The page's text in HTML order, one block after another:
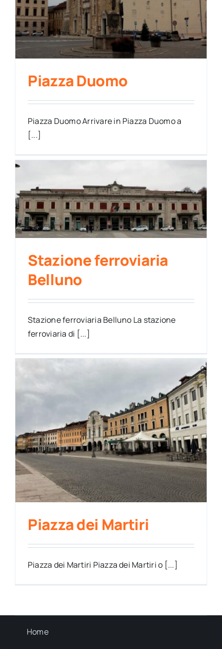
Piazza Duomo
Piazza Duomo Arrivare in Piazza Duomo a
[...]
Stazione ferroviaria
Belluno
Stazione ferroviaria Belluno La stazione
ferroviaria di [...]
Piazza dei Martiri
Piazza dei Martiri Piazza dei Martiri o [...]
Home